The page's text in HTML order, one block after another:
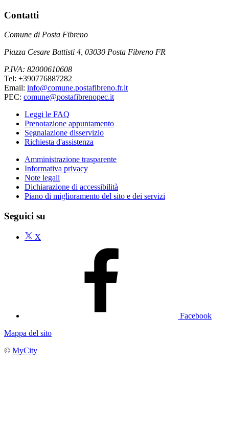
Contatti
Comune di Posta Fibreno
Piazza Cesare Battisti 4, 03030 Posta Fibreno FR
P.IVA: 82000610608
Tel: +390776887282
Email: info@comune.postafibreno.fr.it
PEC: comune@postafibrenopec.it
Leggi le FAQ
Prenotazione appuntamento
Segnalazione disservizio
Richiesta d'assistenza
Amministrazione trasparente
Informativa privacy
Note legali
Dichiarazione di accessibilità
Piano di miglioramento del sito e dei servizi
Seguici su
X
Facebook
Mappa del sito
© MyCity